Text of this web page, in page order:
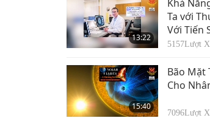
13:22
Khả
Ta với
Với Tiến
Phần 1/2
5157Lượt
15:40
Bão Mặt
Cho
7096Lượt